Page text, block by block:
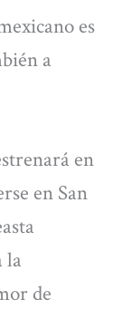
es
a
en
en San
la
de